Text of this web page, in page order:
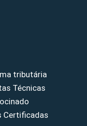
tributária
Técnicas
Certificadas